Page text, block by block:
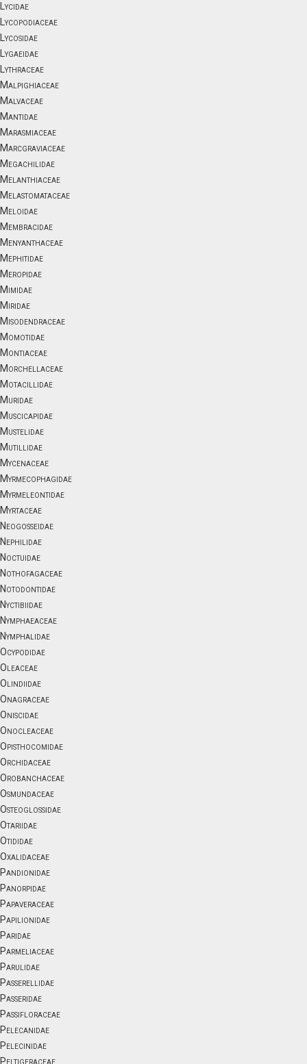
Lycidae
Lycopodiaceae
Lycosidae
Lygaeidae
Lythraceae
Malpighiaceae
Malvaceae
Mantidae
Marasmiaceae
Marcgraviaceae
Megachilidae
Melanthiaceae
Melastomataceae
Meloidae
Membracidae
Menyanthaceae
Mephitidae
Meropidae
Mimidae
Miridae
Misodendraceae
Momotidae
Montiaceae
Morchellaceae
Motacillidae
Muridae
Muscicapidae
Mustelidae
Mutillidae
Mycenaceae
Myrmecophagidae
Myrmeleontidae
Myrtaceae
Neogosseidae
Nephilidae
Noctuidae
Nothofagaceae
Notodontidae
Nyctibiidae
Nymphaeaceae
Nymphalidae
Ocypodidae
Oleaceae
Olindiidae
Onagraceae
Oniscidae
Onocleaceae
Opisthocomidae
Orchidaceae
Orobanchaceae
Osmundaceae
Osteoglossidae
Otariidae
Otididae
Oxalidaceae
Pandionidae
Panorpidae
Papaveraceae
Papilionidae
Paridae
Parmeliaceae
Parulidae
Passerellidae
Passeridae
Passifloraceae
Pelecanidae
Pelecinidae
Peltigeraceae